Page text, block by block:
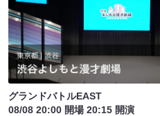
グランドバトルEAST
08/08 20:00 開場 20:15 開演